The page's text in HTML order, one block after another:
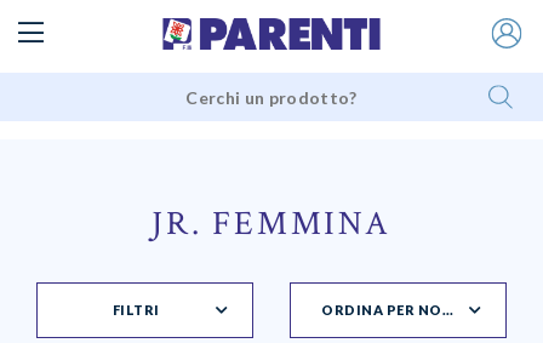
JR. FEMMINA
FILTRI ORDINA PER NOVITÀ